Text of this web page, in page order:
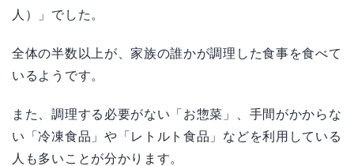
人）」でした。
全体の半数以上が、家族の誰かが調理した食事を食べて
いるようです。
また、調理する必要がない「お惣菜」、手間がかからな
い「冷凍食品」や「レトルト食品」などを利用している
人も多いことが分かります。